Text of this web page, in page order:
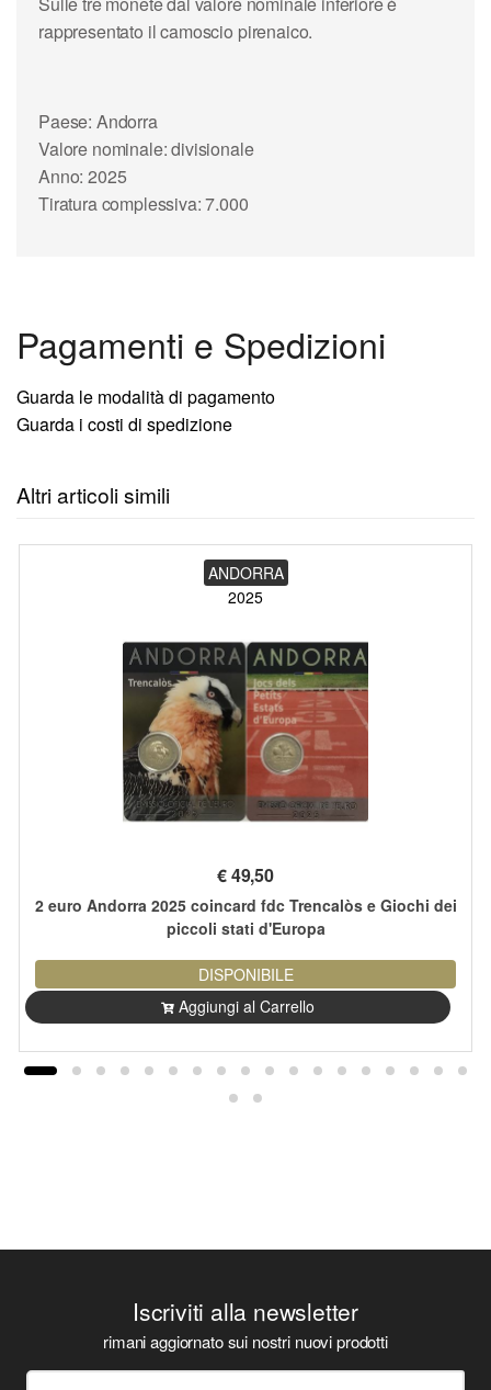
rappresentato il camoscio pirenaico.
Paese: Andorra
Valore nominale: divisionale
Anno: 2025
Tiratura complessiva: 7.000
Pagamenti e Spedizioni
Guarda le modalità di pagamento
Guarda i costi di spedizione
Altri articoli simili
ANDORRA
2025
€49,50
2 euro Andorra 2025 coincard fdc Trencalòs e Giochi dei
piccoli stati d'Europa
DISPONIBILE
Aggiungi al Carrello
Iscriviti alla newsletter
rimani aggiornato sui nostri nuovi prodotti